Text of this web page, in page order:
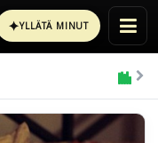
✦YLLÄTÄ MINUT